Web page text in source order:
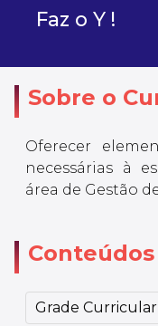
Faz o Y !
Sobre o
Oferecer
necessárias à
área de Gestão
Grade Curricular